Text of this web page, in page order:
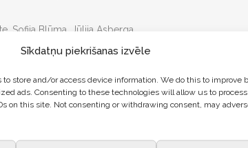
Sīkdatņu piekrišanas izvēle
store and/or access device information. We do this to improve
ads. Consenting to these technologies will allow us to
on this site. Not consenting or withdrawing consent, may
Sofija Blūma, Jūlija Asberga.
Vilmane, Mairis Žunda, Alberts Balamovskis.
Polis, Raivis Ērpe (4.vieta), Marta Rēfelde,
(4.vieta), Hanna Sirmā, Odrija Kapeika, Sabīne
Krists Gansons, Alvis Bušmanis.